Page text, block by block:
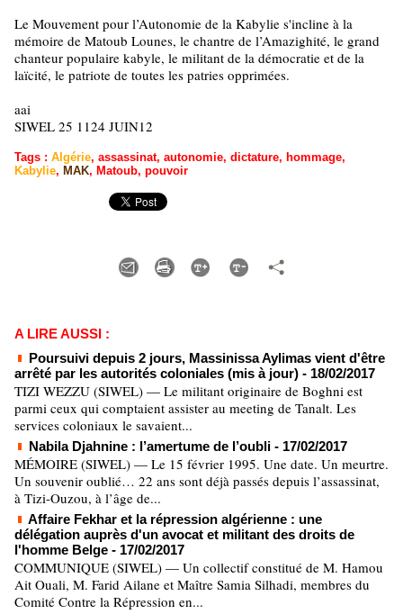
Le Mouvement pour l’Autonomie de la Kabylie s'incline à la
mémoire de Matoub Lounes, le chantre de l’Amazighité, le grand
chanteur populaire kabyle, le militant de la démocratie et de la
laïcité, le patriote de toutes les patries opprimées.
aai
SIWEL 25 1124 JUIN12
Tags : Algérie, assassinat, autonomie, dictature, hommage,
Kabylie, MAK, Matoub, pouvoir
A LIRE AUSSI :
Poursuivi depuis 2 jours, Massinissa Aylimas vient d'être
arrêté par les autorités coloniales (mis à jour) - 18/02/2017
TIZI WEZZU (SIWEL) — Le militant originaire de Boghni est
parmi ceux qui comptaient assister au meeting de Tanalt. Les
services coloniaux le savaient...
Nabila Djahnine : l’amertume de l’oubli - 17/02/2017
MÉMOIRE (SIWEL) — Le 15 février 1995. Une date. Un meurtre.
Un souvenir oublié… 22 ans sont déjà passés depuis l’assassinat,
à Tizi-Ouzou, à l’âge de...
Affaire Fekhar et la répression algérienne : une
délégation auprès d'un avocat et militant des droits de
l'homme Belge - 17/02/2017
COMMUNIQUE (SIWEL) — Un collectif constitué de M. Hamou
Ait Ouali, M. Farid Ailane et Maître Samia Silhadi, membres du
Comité Contre la Répression en...